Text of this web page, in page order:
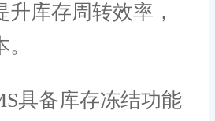
升库存周转效率，
备库存冻结功能